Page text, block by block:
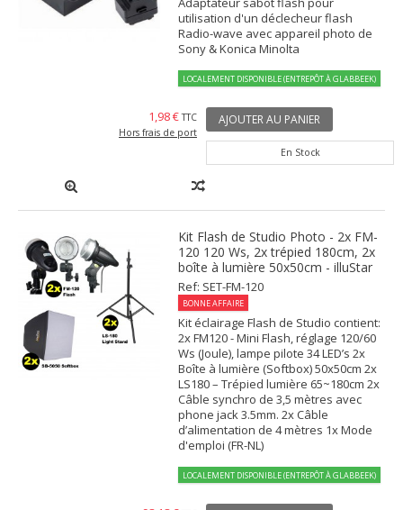
utilisation d'un déclecheur flash
Radio-wave avec appareil photo de
Sony & Konica Minolta
LOCALEMENT DISPONIBLE (ENTREPÔT À GLABBEEK)
1,98 € TTC
Hors frais de port
AJOUTER AU PANIER
En Stock
Kit Flash de Studio Photo - 2x FM-
120 120 Ws, 2x trépied 180cm, 2x
boîte à lumière 50x50cm - illuStar
Ref: SET-FM-120
BONNE AFFAIRE
Kit éclairage Flash de Studio contient:
2x FM120 - Mini Flash, réglage 120/60
Ws (Joule), lampe pilote 34 LED’s 2x
Boîte à lumière (Softbox) 50x50cm 2x
LS180 – Trépied lumière 65~180cm 2x
Câble synchro de 3,5 mètres avec
phone jack 3.5mm. 2x Câble
d’alimentation de 4 mètres 1x Mode
d'emploi (FR-NL)
LOCALEMENT DISPONIBLE (ENTREPÔT À GLABBEEK)